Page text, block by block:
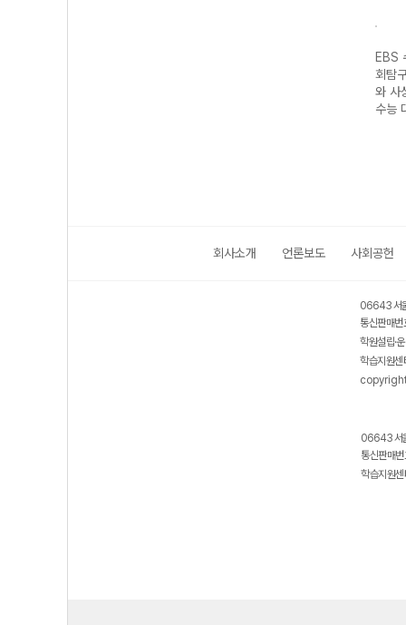
EBS
회탐
와 사
수능
회사소개 언론보도 사회공헌
06643 서
통신판매
학원설립·
학습지원
06643 서
통신판매
학습지원